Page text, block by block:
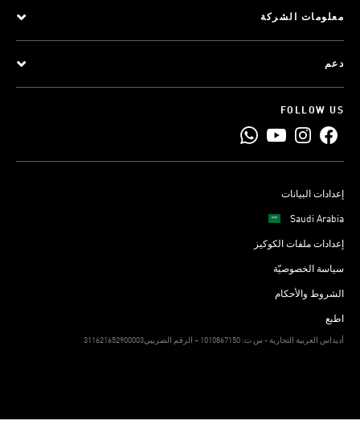
معلومات الشركة
دعم
FOLLOW US
إعدادات البيانات
Saudi Arabia
إعدادات ملفات الكوكيز
سياسة الخصوصيّة
الشروط والأحكام
اطبع
311621652900003أديداس العربية التجارية - س ت: 1010867150 – الرقم الضريبي